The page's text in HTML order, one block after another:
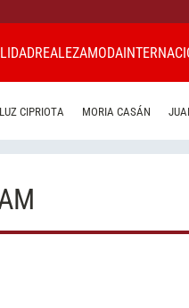
REALEZAMODA
LUZ CIPRIOTA MORIA CASÁN